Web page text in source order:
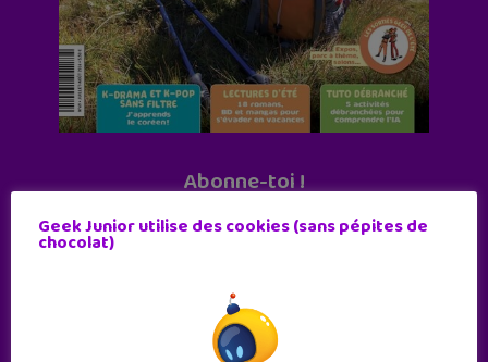
Abonne-toi !
11 numéros par an
Geek Junior utilise des cookies (sans pépites de
chocolat)